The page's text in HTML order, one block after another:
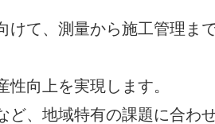
けて、測量から施工管理ま
向上を実現します。
ど、地域特有の課題に合わ